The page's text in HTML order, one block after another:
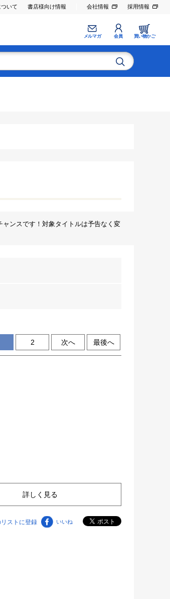
いて 書店様向け情報 会社情報 採用情報
メルマガ 会員 買い物かご
ンスです！対象タイトルは予告なく変
2 次へ 最後へ
詳しく見る
ストに登録 いいね